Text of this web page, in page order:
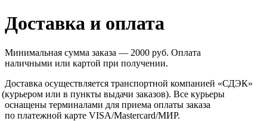
Доставка и оплата
Минимальная сумма заказа — 2000 руб. Оплата
наличными или картой при получении.
Доставка осуществляется транспортной компанией «СДЭК»
(курьером или в пункты выдачи заказов). Все курьеры
оснащены терминалами для приема оплаты заказа
по платежной карте VISA/Mastercard/МИР.